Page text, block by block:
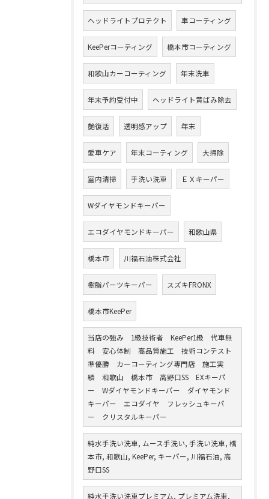
ヘッドライトプロテクト 車コーティング
KeePerコーティング 橋本市コーティング
和歌山カーコーティング 年末洗車
年末予約受付中 ヘッドライト黄ばみ除去
艶復活 透明感アップ 年末
愛車ケア 年末コーティング 大掃除
室内清掃 手洗い洗車 ＥＸキーパー
Wダイヤモンドキーパー
エコダイヤモンドキーパー 和歌山県
橋本市 川福石油株式会社
樹脂パーツキーパー スズキFRONX
橋本市KeePer
当店の強み 1級技術者 KeePer1級 代車無
料 安心体制 高品質施工 技術コンテスト
準優勝 カーコーティング専門店 施工実
績 和歌山 橋本市 高野口SS EXキーパ
ー Wダイヤモンドキーパー ダイヤモンド
キーパー エコダイヤ フレッシュキーパ
ー クリスタルキーパー
純水手洗い洗車, ムース手洗い, 手洗い洗車, 橋
本市, 和歌山, KeePer, キーパー, 川福石油, 高
野口SS
純水手洗い洗車プレミアム, プレミアム洗車,